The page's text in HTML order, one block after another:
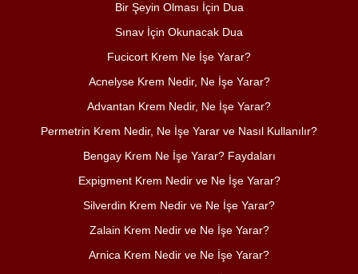
Bir Şeyin Olması İçin Dua
Sınav İçin Okunacak Dua
Fucicort Krem Ne İşe Yarar?
Acnelyse Krem Nedir, Ne İşe Yarar?
Advantan Krem Nedir, Ne İşe Yarar?
Permetrin Krem Nedir, Ne İşe Yarar ve Nasıl Kullanılır?
Bengay Krem Ne İşe Yarar? Faydaları
Expigment Krem Nedir ve Ne İşe Yarar?
Silverdin Krem Nedir ve Ne İşe Yarar?
Zalain Krem Nedir ve Ne İşe Yarar?
Arnica Krem Nedir ve Ne İşe Yarar?